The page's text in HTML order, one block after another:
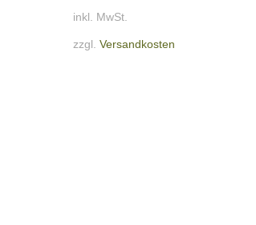
inkl. MwSt.
zzgl.Versandkosten